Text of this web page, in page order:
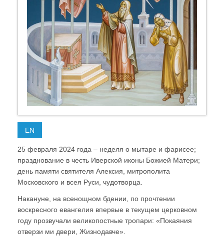
EN
25 февраля 2024 года – неделя о мытаре и фарисее;
празднование в честь Иверской иконы Божией Матери;
день памяти святителя Алексия, митрополита
Московского и всея Руси, чудотворца.
Накануне, на всенощном бдении, по прочтении
воскресного евангелия впервые в текущем церковном
году прозвучали великопостные тропари: «Покаяния
отверзи ми двери, Жизнодавче».